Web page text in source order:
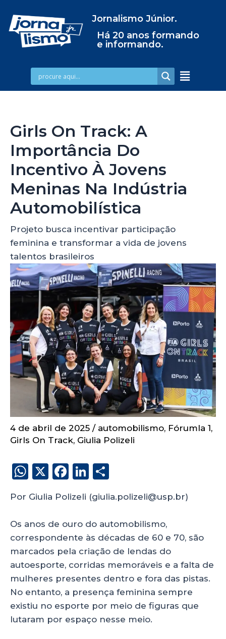
Jornalismo Júnior.
Há 20 anos formando
e informando.
Girls On Track: A
Importância Do
Incentivo À Jovens
Meninas Na Indústria
Automobilística
Projeto busca incentivar participação
feminina e transformar a vida de jovens
talentos brasileiros
4 de abril de 2025 / automobilismo, Fórumla 1,
Girls On Track, Giulia Polizeli
W
a
ts
A
p
p
X
F
c
e
b
o
o
k
Li
k
e
dI
n
a
re
Por Giulia Polizeli (giulia.polizeli@usp.br)
Os anos de ouro do automobilismo,
correspondente às décadas de 60 e 70, são
marcados pela criação de lendas do
autoesporte, corridas memoráveis e a falta de
mulheres presentes dentro e fora das pistas.
No entanto, a presença feminina sempre
existiu no esporte por meio de figuras que
lutaram por espaço nesse meio.